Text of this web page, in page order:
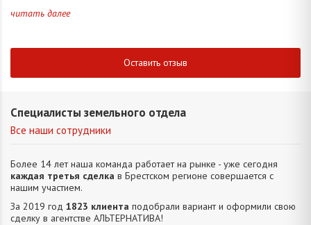
читать далее
Оставить отзыв
Специалисты земельного отдела
Все наши сотрудники
Более 14 лет наша команда работает на рынке - уже сегодня
каждая третья сделка в Брестском регионе совершается с
нашим участием.
За 2019 год 1823 клиента подобрали вариант и оформили свою
сделку в агентстве АЛЬТЕРНАТИВA!